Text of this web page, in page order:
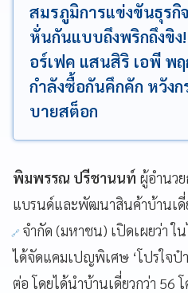
สมรภูมิการแข่งขันธุรกิ
หั่นกันแบบถึงพริกถึงขิง
อร์เฟค แสนสิริ เอพี พ
กำลังซื้อกันคึกคัก หวัง
บายสต็อก
พิมพรรณ ปรีชานนท์ ผู้อำนวย
แบรนด์และพัฒนาสินค้าบ้านเ
จำกัด (มหาชน) เปิดเผยว่า
ได้จัดแคมเปญพิเศษ ‘โปรใจป๋
ต่อ โดยได้นำบ้านเดี่ยวกว่า 56